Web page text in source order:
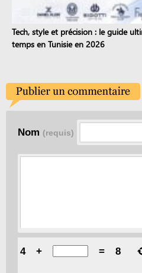
Tech, style et précision : le guide
temps en Tunisie en 2026
Nom (requis)
4 + = 8